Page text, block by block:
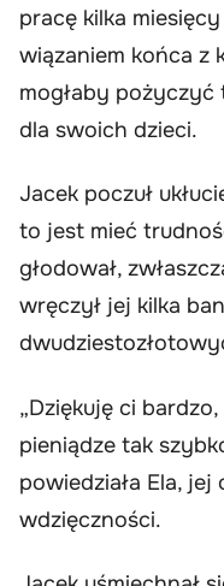
pracę kilka
wiązaniem końca z
mogłaby
dla swoich dzieci.
Jacek poczuł
to jest mieć
głodował,
wręczył jej kilka
„Dziękuję ci
pieniądze tak
powiedziała Ela, jej
wdzięczności.